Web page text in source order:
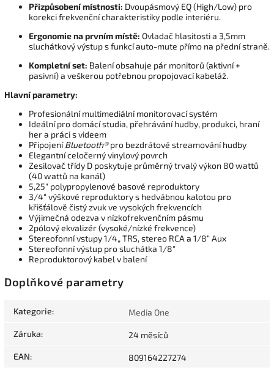
Přizpůsobení místnosti: Dvoupásmový EQ (High/Low) pro
korekci frekvenční charakteristiky podle interiéru.
Ergonomie na prvním místě: Ovladač hlasitosti a 3,5mm
sluchátkový výstup s funkcí auto-mute přímo na přední straně.
Kompletní set: Balení obsahuje pár monitorů (aktivní +
pasivní) a veškerou potřebnou propojovací kabeláž.
Hlavní parametry:
Profesionální multimediální monitorovací systém
Ideální pro domácí studia, přehrávání hudby, produkci, hraní
her a práci s videem
PřipojeníBluetooth®pro bezdrátové streamování hudby
Elegantní celočerný vinylový povrch
Zesilovač třídy D poskytuje průměrný trvalý výkon 80 wattů
(40 wattů na kanál)
5,25" polypropylenové basové reproduktory
3/4“ výškové reproduktory s hedvábnou kalotou pro
křišťálově čistý zvuk ve vysokých frekvencích
Výjimečná odezva v nízkofrekvenčním pásmu
2pólový ekvalizér (vysoké/nízké frekvence)
Stereofonní vstupy 1/4„ TRS, stereo RCA a 1/8“ Aux
Stereofonní výstup pro sluchátka 1/8"
Reproduktorový kabel v balení
Doplňkové parametry
Kategorie: Media One
Záruka: 24 měsíců
EAN: 809164227274